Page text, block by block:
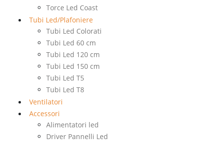
Torce Led Coast
Tubi Led/Plafoniere
Tubi Led Colorati
Tubi Led 60 cm
Tubi Led 120 cm
Tubi Led 150 cm
Tubi Led T5
Tubi Led T8
Ventilatori
Accessori
Alimentatori led
Driver Pannelli Led